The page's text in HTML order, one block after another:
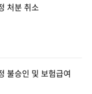
처분 취소
불승인 및 보험급여